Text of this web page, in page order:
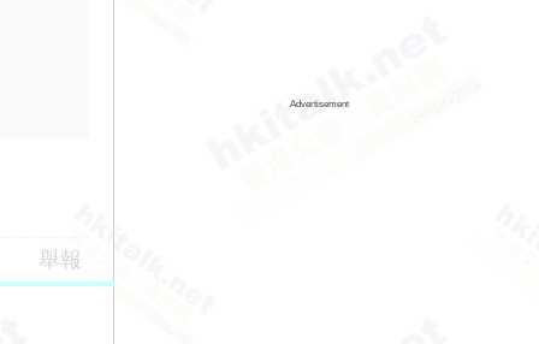
舉報
Advertisement